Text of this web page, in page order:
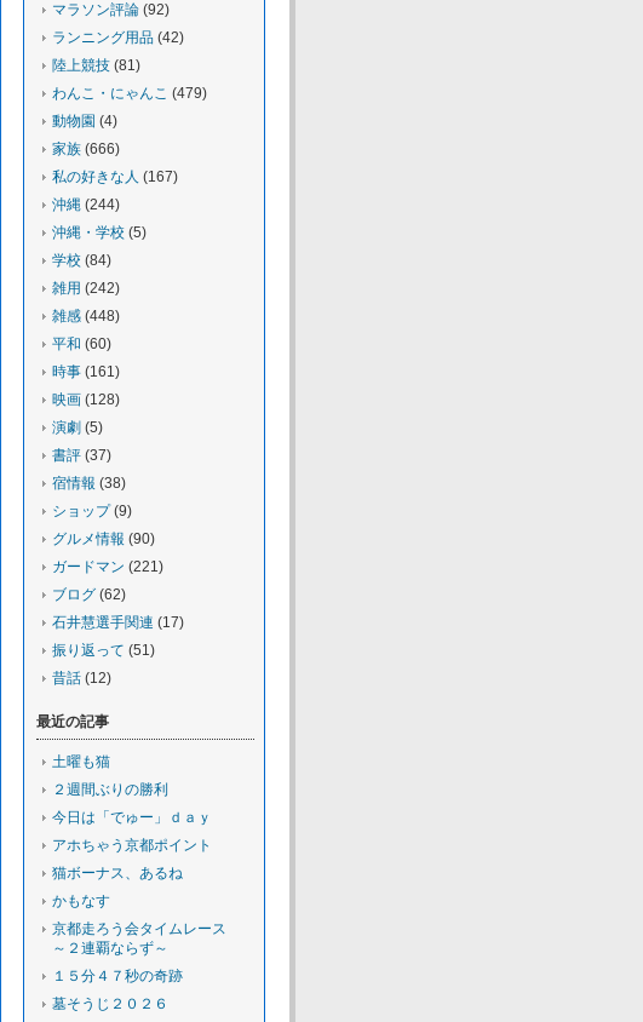
マラソン評論 (92)
ランニング用品 (42)
陸上競技 (81)
わんこ・にゃんこ (479)
動物園 (4)
家族 (666)
私の好きな人 (167)
沖縄 (244)
沖縄・学校 (5)
学校 (84)
雑用 (242)
雑感 (448)
平和 (60)
時事 (161)
映画 (128)
演劇 (5)
書評 (37)
宿情報 (38)
ショップ(9)
グルメ情報 (90)
ガードマン (221)
ブログ (62)
石井慧選手関連 (17)
振り返って (51)
昔話 (12)
最近の記事
土曜も猫
２週間ぶりの勝利
今日は「でゅー」ｄａｙ
アホちゃう京都ポイント
猫ボーナス、あるね
かもなす
京都走ろう会タイムレース
～２連覇ならず～
１５分４７秒の奇跡
墓そうじ２０２６